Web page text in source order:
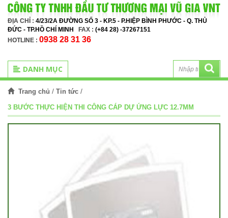
ĐỊA CHỈ : 4/23/2A ĐƯỜNG SỐ 3 - KP.5 - P.HIỆP BÌNH PHƯỚC - Q. THỦ
ĐỨC - TP.HỒ CHÍ MINH
FAX : (+84 28) -37267151
HOTLINE : 0938 28 31 36
DANH MỤC
Trang chủ / Tin tức /
3 BƯỚC THỰC HIỆN THI CÔNG CÁP DỰ ỨNG LỰC 12.7MM